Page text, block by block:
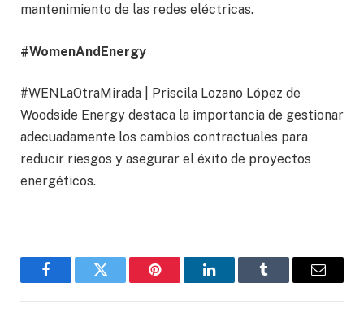
mantenimiento de las redes eléctricas.
#WomenAndEnergy
#WENLaOtraMirada | Priscila Lozano López de
Woodside Energy destaca la importancia de gestionar
adecuadamente los cambios contractuales para
reducir riesgos y asegurar el éxito de proyectos
energéticos.
FacebookTwitter Pinterest LinkedInTumblr Email